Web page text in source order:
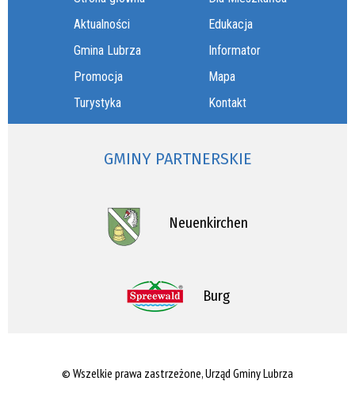
Aktualności
Gmina Lubrza
Promocja
Turystyka
Edukacja
Informator
Mapa
Kontakt
GMINY PARTNERSKIE
Neuenkirchen
Burg
© Wszelkie prawa zastrzeżone, Urząd Gminy Lubrza